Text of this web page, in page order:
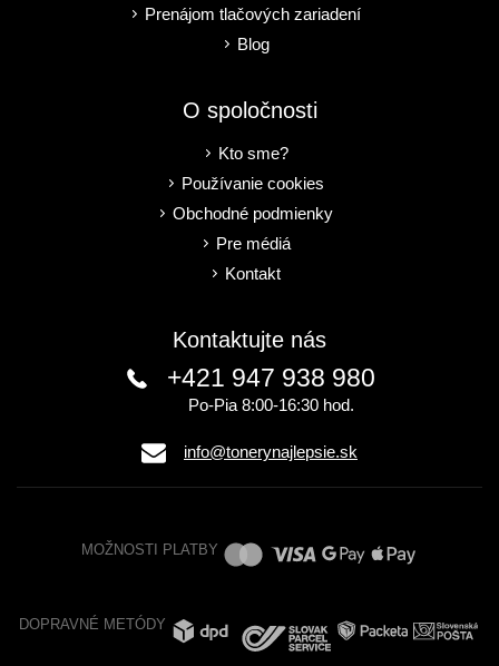
Prenájom tlačových zariadení
Blog
O spoločnosti
Kto sme?
Používanie cookies
Obchodné podmienky
Pre médiá
Kontakt
Kontaktujte nás
+421 947 938 980
Po-Pia 8:00-16:30 hod.
info@tonerynajlepsie.sk
MOŽNOSTI PLATBY
DOPRAVNÉ METÓDY